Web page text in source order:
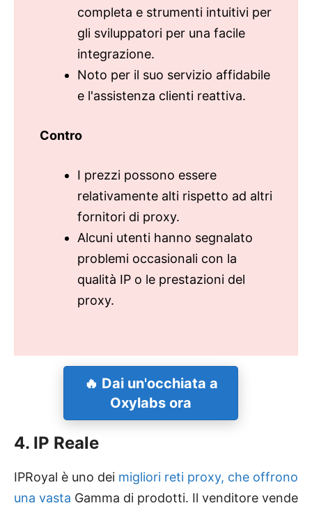
completa e strumenti intuitivi per
gli sviluppatori per una facile
integrazione.
Noto per il suo servizio affidabile
e l'assistenza clienti reattiva.
Contro
I prezzi possono essere
relativamente alti rispetto ad altri
fornitori di proxy.
Alcuni utenti hanno segnalato
problemi occasionali con la
qualità IP o le prestazioni del
proxy.
🔥 Dai un'occhiata a
Oxylabs ora
4. IP Reale
IPRoyal è uno dei migliori reti proxy, che offrono
una vasta Gamma di prodotti. Il venditore vende